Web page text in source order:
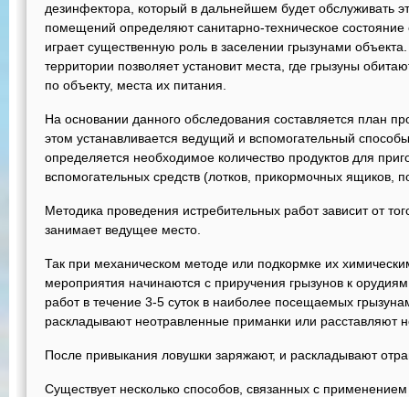
дезинфектора, который в дальнейшем будет обслуживать
помещений определяют санитарно-техническое состояние
играет существенную роль в заселении грызунами
территории позволяет установит места, где грызуны
по объекту, места их питания.
На основании данного обследования составляется план
этом устанавливается ведущий и вспомогательный
определяется необходимое количество продуктов для
вспомогательных средств (лотков, прикормочных ящиков,
Методика проведения истребительных работ зависит от
занимает ведущее место.
Так при механическом методе или подкормке их
мероприятия начинаются с приручения грызунов к
работ в течение 3-5 суток в наиболее посещаемых
раскладывают неотравленные приманки или расставляют
После привыкания ловушки заряжают, и раскладывают
Существует несколько способов, связанных с